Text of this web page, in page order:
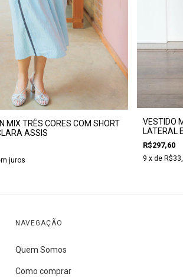
MIX TRÊS CORES COM SHORT
ASSIS
juros
VESTIDO
LATERAL
R$297,60
9 x de
NAVEGAÇÃO
Quem Somos
Como comprar